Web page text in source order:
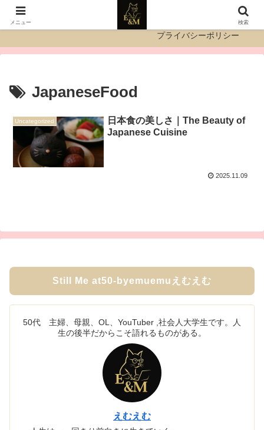
プライバシーポリシー
JapaneseFood
Uncategorized
日本食の美しさ｜The Beauty of
Japanese Cuisine
2025.11.09
Still Me at50-byemuemuえむえむ
50代 主婦、母親、OL、YouTuber ,社会人大学生です。人
生の後半だからこそ語れるものがある。
えむえむ
メニュー 検索